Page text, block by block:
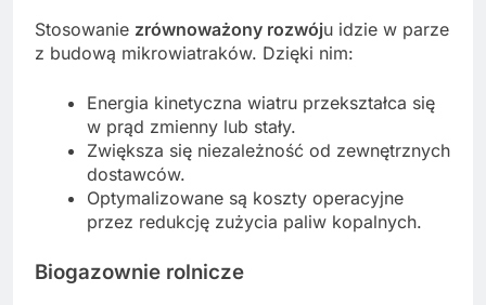
Stosowanie zrównoważony rozwóju idzie w parze
z budową mikrowiatraków. Dzięki nim:
Energia kinetyczna wiatru przekształca się
w prąd zmienny lub stały.
Zwiększa się niezależność od zewnętrznych
dostawców.
Optymalizowane są koszty operacyjne
przez redukcję zużycia paliw kopalnych.
Biogazownie rolnicze